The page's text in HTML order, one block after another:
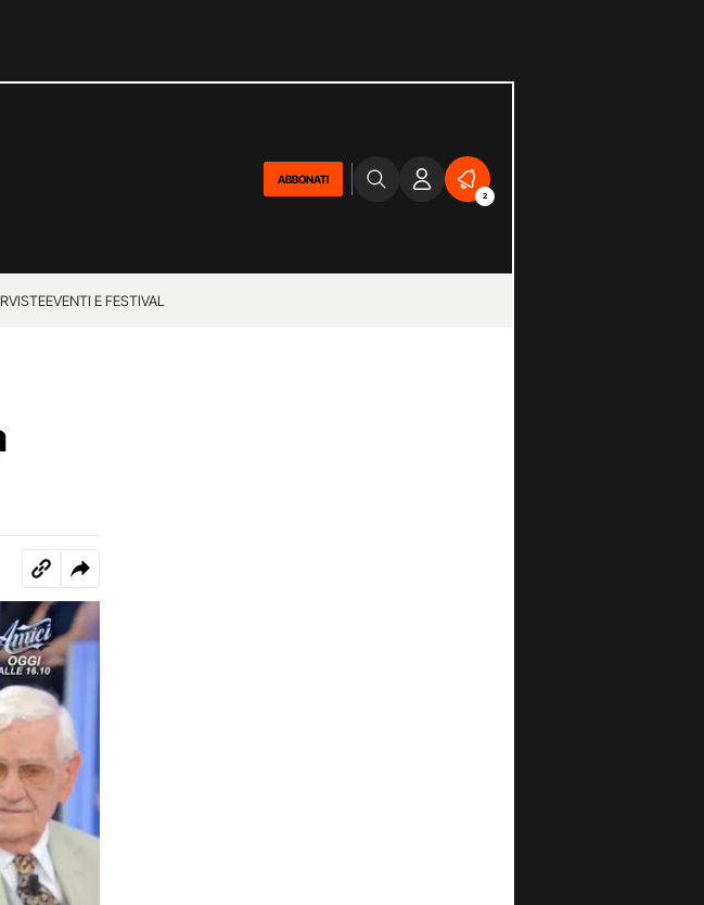
ABBONATI
2
EVENTI E FESTIVAL